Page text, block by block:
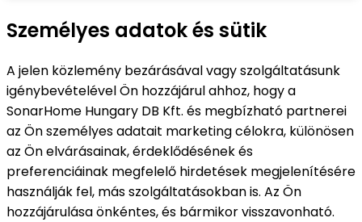
Személyes adatok és sütik
A jelen közlemény bezárásával vagy szolgáltatásunk
igénybevételével Ön hozzájárul ahhoz, hogy a
SonarHome Hungary DB Kft. és megbízható partnerei
az Ön személyes adatait marketing célokra, különösen
az Ön elvárásainak, érdeklődésének és
preferenciáinak megfelelő hirdetések megjelenítésére
használják fel, más szolgáltatásokban is. Az Ön
hozzájárulása önkéntes, és bármikor visszavonható.